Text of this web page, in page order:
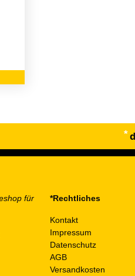
Dieses
Produkt
Varianten
Die
auf
Produktseite
gewählt
werden
*Rechtliches
Kontakt
Impressum
Datenschutz
AGB
Versandkosten